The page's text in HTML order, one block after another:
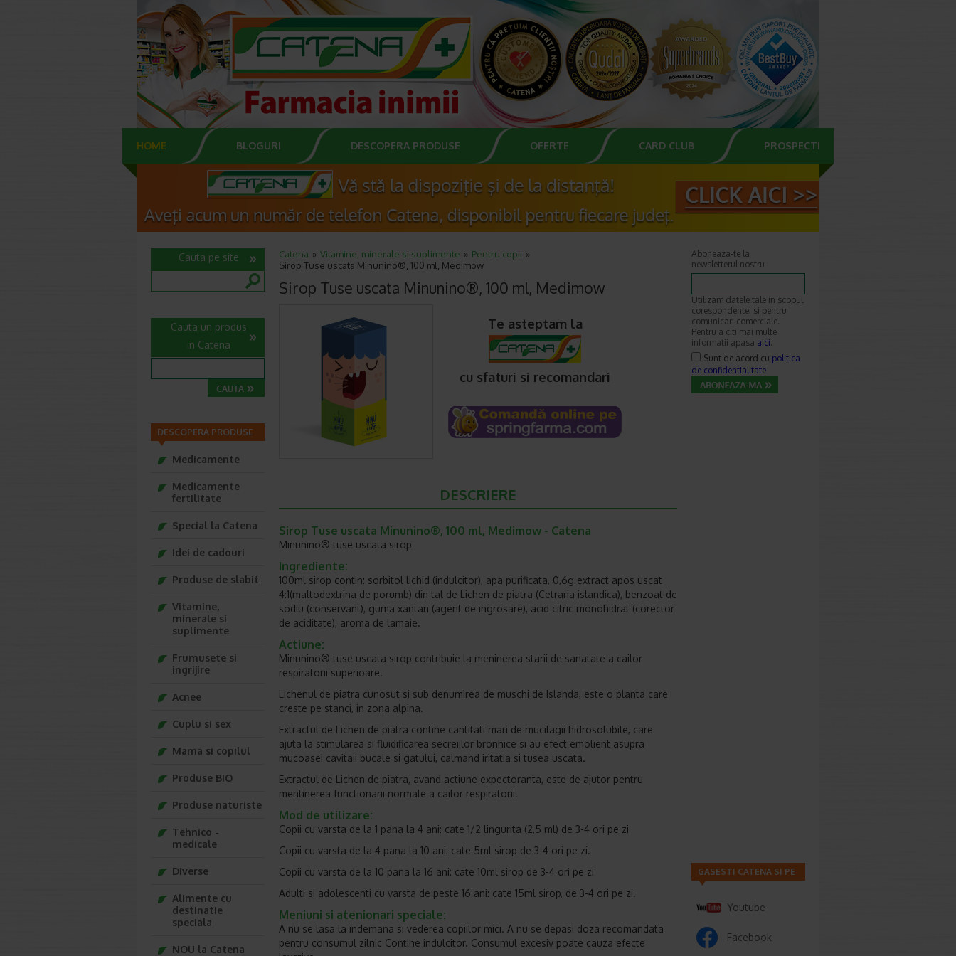
HOME BLOGURI DESCOPERA PRODUSE OFERTE CARD CLUB PROSPECTE
Catena Vitamine, minerale si suplimente
Pentru copii
Sirop Tuse uscata Minunino®, 100 ml, Medimow
Sirop Tuse uscata Minunino®, 100 ml, Medimow
Te asteptam la
cu sfaturi si recomandari
DESCRIERE
Sirop Tuse uscata Minunino®, 100 ml, Medimow - Catena
Minunino® tuse uscata sirop
Ingrediente:
100ml sirop cont­in: sorbitol lichid (indulcitor), apa purificata, 0,6g extract apos uscat
4:1(maltodextrina de porumb) din tal de Lichen de piatra (Cetraria islandica), benzoat de
sodiu (conservant), guma xantan (agent de ingrosare), acid citric monohidrat (corector
de aciditate), aroma de lamaie.
Act­iune:
Minunino® tuse uscata sirop contribuie la men­inerea starii de sanatate a cailor
respiratorii superioare.
Lichenul de piatra cunosut si sub denumirea de muschi de Islanda, este o planta care
creste pe stanci, in zona alpina.
Extractul de Lichen de piatra cont­ine cantita­ti mari de mucilagii hidrosolubile, care
ajuta la stimularea si fluidificarea secre­iilor bronhice si au efect emolient asupra
mucoasei cavita­ii bucale si gatului, calmand irita­tia si tusea uscata.
Extractul de Lichen de piatra, avand actiune expectoranta, este de ajutor pentru
mentinerea functionarii normale a cailor respiratorii.
Mod de utilizare:
Copii cu varsta de la 1 pana la 4 ani: cate 1/2 linguri­ta (2,5 ml) de 3-4 ori pe zi
Copii cu varsta de la 4 pana la 10 ani: cate 5ml sirop de 3-4 ori pe zi.
Copii cu varsta de la 10 pana la 16 ani: cate 10ml sirop de 3-4 ori pe zi
Adulti si adolescenti cu varsta de peste 16 ani: cate 15ml sirop, de 3-4 ori pe zi.
Men­iuni si aten­ionari speciale:
A nu se lasa la indemana si vederea copiilor mici. A nu se depasi doza recomandata
pentru consumul zilnic Con­tine indulcitor. Consumul excesiv poate cauza efecte
Cauta pe site
Cauta un produs
in Catena
DESCOPERA PRODUSE
Medicamente
Medicamente
fertilitate
Special la Catena
Idei de cadouri
Produse de slabit
Vitamine,
minerale si
suplimente
Frumusete si
ingrijire
Acnee
Cuplu si sex
Mama si copilul
Produse BIO
Produse naturiste
Tehnico -
medicale
Diverse
Alimente cu
destinatie
speciala
NOU la Catena
Aboneaza-te la
newsletterul nostru
Utilizam datele tale in scopul
corespondentei si pentru
comunicari comerciale.
Pentru a citi mai multe
informatii apasa aici.
Sunt de acord cu politica
de confidentialitate
GASESTI CATENA SI PE
Youtube
Facebook